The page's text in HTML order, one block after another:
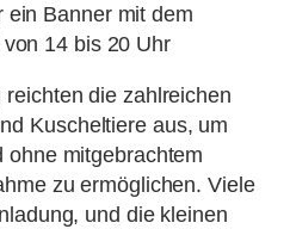
die zahlreichen
Kuscheltiere aus, um
ohne mitgebrachtem
zu ermöglichen. Viele
und die kleinen